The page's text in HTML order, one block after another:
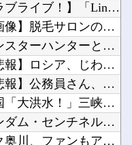
【ラブライブ！】「Link！Like！ラブライブ！」運営チームです。【蓮ノ空】他
【画像】脱毛サロンのお姉さん、特別サービスがエ□すぎる件ｗｗｗｗｗｗ他
モンスターハンターというゲームの魅力ってどんな部分だと思う？他
【悲報】ロシア、じわじわと逝き始める他
【悲報】公務員さん、ボーナスを増額「民間企業に合わせました」ｗｗｗｗｗｗｗｗｗｗ他
中国「大洪水！」三峡ダム「決壊危機」台風13号「三峡直撃確定」日本「最も強い勢力で接近！（...
ガンダム・センチネルの小説を読んでラスボスに驚いた他
ヤク奥川、ファンもアンチも騒げない成績を残す他